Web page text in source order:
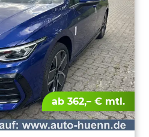
ab 362,– € mtl.